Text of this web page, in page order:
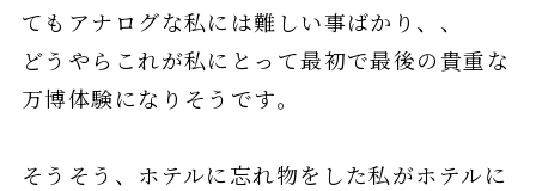
てもアナログな私には難しい事ばかり、、
どうやらこれが私にとって最初で最後の貴重な
万博体験になりそうです。
そうそう、ホテルに忘れ物をした私がホテルに